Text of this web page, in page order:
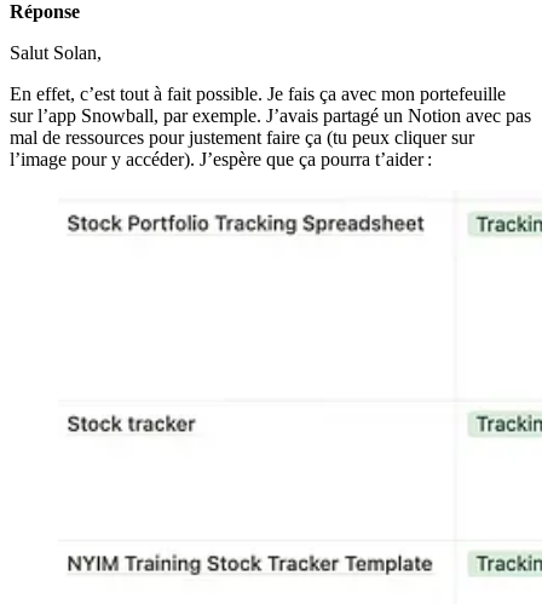
Réponse
Salut Solan,
En effet, c’est tout à fait possible. Je fais ça avec mon portefeuille
sur l’app Snowball, par exemple. J’avais partagé un Notion avec pas
mal de ressources pour justement faire ça (tu peux cliquer sur
l’image pour y accéder). J’espère que ça pourra t’aider :